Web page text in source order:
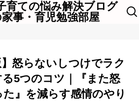
育ての悩み解決ブログ
家事・育児勉強部屋
】怒らないしつけでラク
る5つのコツ｜『また怒
た』を減らす感情のやり